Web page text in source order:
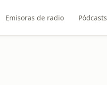
Emisoras de radio Pódcasts